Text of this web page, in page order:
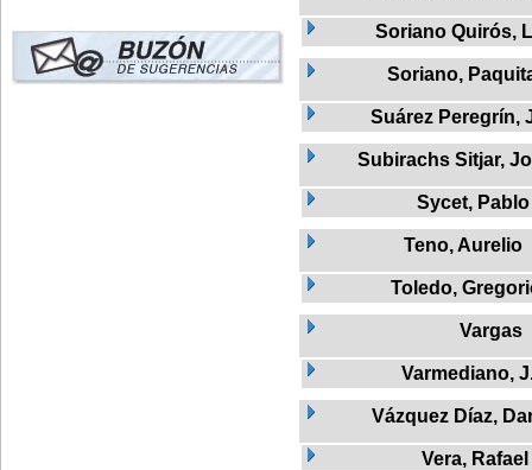
Soriano Quirós,
Soriano,
Suárez Peregrín,
Subirachs Sitjar,
Sycet, Pablo
Teno, Aurelio
Toledo,
Vargas
Varmediano,
Vázquez Díaz,
Vera, Rafael